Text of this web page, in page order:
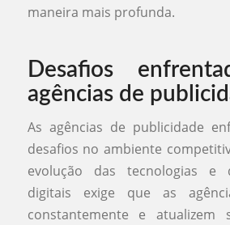
maneira mais profunda.
Desafios
agências de
As agências de publicidade
desafios no ambiente
evolução das tecnologias e
digitais exige que as
constantemente e atualizem